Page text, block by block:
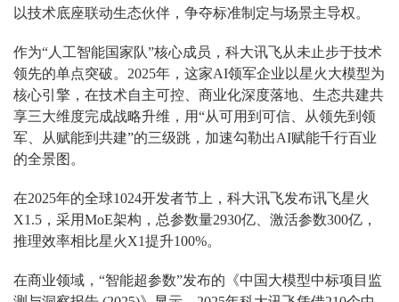
以技术底座联动生态伙伴，争夺标准制定与场景主导权。
作为“人工智能国家队”核心成员，科大讯飞从未止步于技术
领先的单点突破。2025年，这家AI领军企业以星火大模型为
核心引擎，在技术自主可控、商业化深度落地、生态共建共
享三大维度完成战略升维，用“从可用到可信、从领先到领
军、从赋能到共建”的三级跳，加速勾勒出AI赋能千行百业
的全景图。
在2025年的全球1024开发者节上，科大讯飞发布讯飞星火
X1.5，采用MoE架构，总参数量2930亿、激活参数300亿，
推理效率相比星火X1提升100%。
在商业领域，“智能超参数”发布的《中国大模型中标项目监